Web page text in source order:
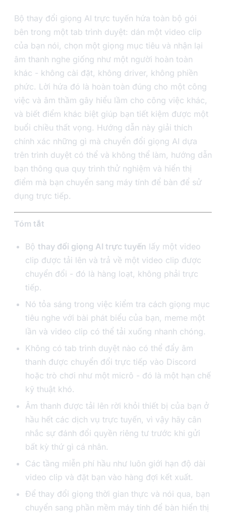
Bộ thay đổi giọng AI trực tuyến hứa toàn bộ gói
bên trong một tab trình duyệt: dán một video clip
của bạn nói, chọn một giọng mục tiêu và nhận lại
âm thanh nghe giống như một người hoàn toàn
khác - không cài đặt, không driver, không phiền
phức. Lời hứa đó là hoàn toàn đúng cho một công
việc và âm thầm gây hiểu lầm cho công việc khác,
và biết điểm khác biệt giúp bạn tiết kiệm được một
buổi chiều thất vọng. Hướng dẫn này giải thích
chính xác những gì mà chuyển đổi giọng AI dựa
trên trình duyệt có thể và không thể làm, hướng dẫn
bạn thông qua quy trình thử nghiệm và hiển thị
điểm mà bạn chuyển sang máy tính để bàn để sử
dụng trực tiếp.
Tóm tắt
Bộ thay đổi giọng AI trực tuyến lấy một video
clip được tải lên và trả về một video clip được
chuyển đổi - đó là hàng loạt, không phải trực
tiếp.
Nó tỏa sáng trong việc kiểm tra cách giọng mục
tiêu nghe với bài phát biểu của bạn, meme một
lần và video clip có thể tải xuống nhanh chóng.
Không có tab trình duyệt nào có thể đẩy âm
thanh được chuyển đổi trực tiếp vào Discord
hoặc trò chơi như một micrô - đó là một hạn chế
kỹ thuật khó.
Âm thanh được tải lên rời khỏi thiết bị của bạn ở
hầu hết các dịch vụ trực tuyến, vì vậy hãy cân
nhắc sự đánh đổi quyền riêng tư trước khi gửi
bất kỳ thứ gì cá nhân.
Các tầng miễn phí hầu như luôn giới hạn độ dài
video clip và đặt bạn vào hàng đợi kết xuất.
Để thay đổi giọng thời gian thực và nói qua, bạn
chuyển sang phần mềm máy tính để bàn hiển thị